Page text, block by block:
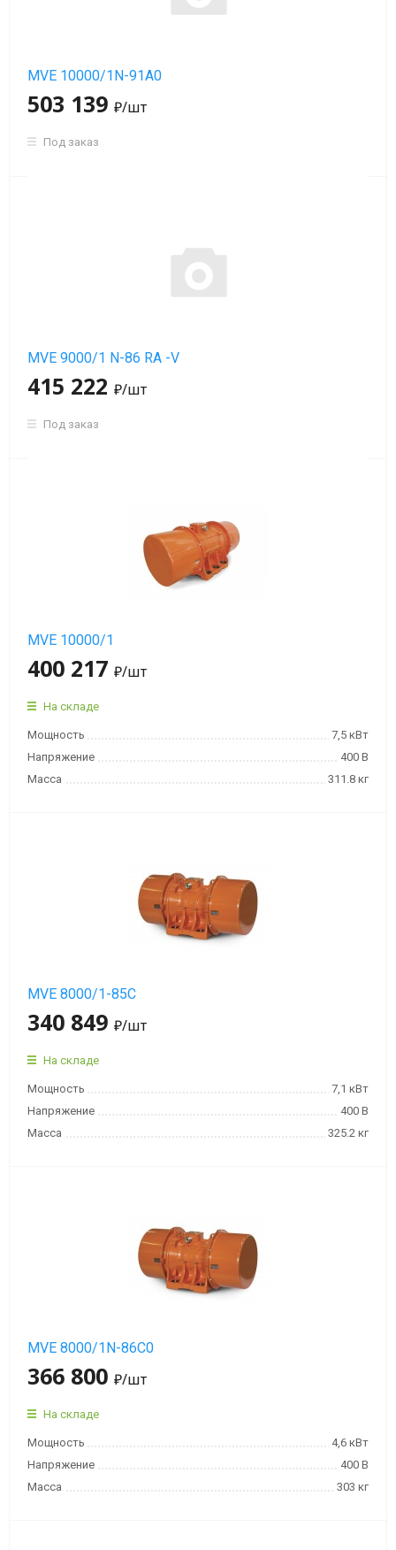
MVE 10000/1N-91A0
503 139 ₽/шт
Под заказ
MVE 9000/1 N-86 RA -V
415 222 ₽/шт
Под заказ
MVE 10000/1
400 217 ₽/шт
На складе
Мощность
7,5 кВт
Напряжение
400 В
Масса
311.8 кг
MVE 8000/1-85C
340 849 ₽/шт
На складе
Мощность
7,1 кВт
Напряжение
400 В
Масса
325.2 кг
MVE 8000/1N-86C0
366 800 ₽/шт
На складе
Мощность
4,6 кВт
Напряжение
400 В
Масса
303 кг